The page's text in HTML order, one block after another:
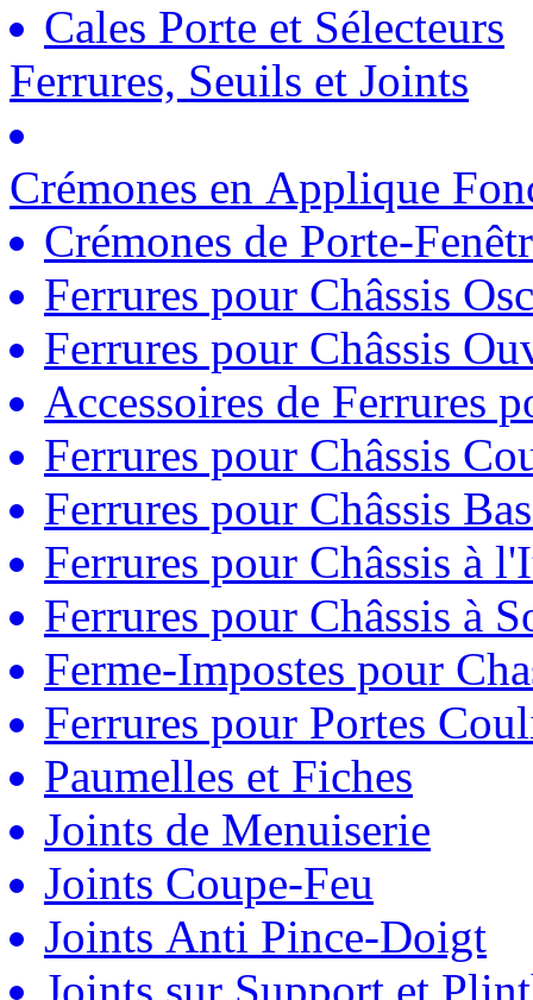
Cales Porte et Sélecteurs
Ferrures, Seuils et Joints
Crémones en Applique
Crémones de Porte-
Ferrures pour Châssis
Ferrures pour Châssis
Accessoires de Ferrures
Ferrures pour Châssis
Ferrures pour Châssis
Ferrures pour Châssis à
Ferrures pour Châssis à
Ferme-Impostes pour
Ferrures pour Portes
Paumelles et Fiches
Joints de Menuiserie
Joints Coupe-Feu
Joints Anti Pince-Doigt